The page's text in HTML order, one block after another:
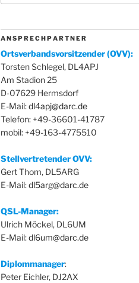
A N S P R E C H P A R T N E R
Ortsverbandsvorsitzender (OVV):
Torsten Schlegel, DL4APJ
Am Stadion 25
D-07629 Hermsdorf
E-Mail:dl4apj@darc.de
Telefon: +49-36601-41787
mobil: +49-163-4775510
Stellvertretender OVV:
Gert Thom, DL5ARG
E-Mail:dl5arg@darc.de
QSL-Manager:
Ulrich Möckel, DL6UM
E-Mail:dl6um@darc.de
Diplommanager:
Peter Eichler, DJ2AX